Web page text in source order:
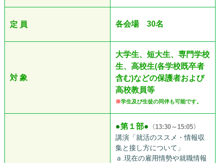
定 員 各会場 30名
対 象
大学生、短大生、専門学校
生、高校生(各学校既卒者
含む)などの保護者および
高校教員等
※学生及び生徒の同伴も可能です。
●第１部● 〈13:30～15:05〉
講演「就活のススメ・情報収
集と接し方について」
ａ.現在の雇用情勢や就職情報